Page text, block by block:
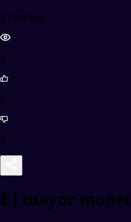
3 years ago
5
0
0
El mayor